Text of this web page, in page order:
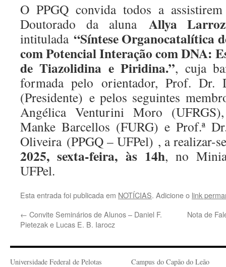
O PPGQ convida todos a
Doutorado da aluna Allya
intitulada “Síntese Organocatalítica
com Potencial Interação com DNA:
de Tiazolidina e Piridina.”, cuja
formada pelo orientador, Prof. Dr.
(Presidente) e pelos seguintes
Angélica Venturini Moro
Manke Barcellos (FURG) e Prof.ª
Oliveira (PPGQ – UFPel) , a realizar-
2025, sexta-feira, às 14h, no
UFPel.
Esta entrada foi publicada em NOTÍCIAS. Adicione o link
← Convite Seminários de Alunos – Daniel F.
Pietezak e Lucas E. B. Iarocz
Nota de
Universidade Federal de Pelotas Campus do Capão do Leão